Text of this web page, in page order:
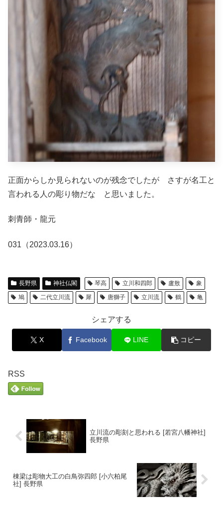
正面からしか見られないのが残念でしたが さすが名工と
言われる人の彫り物だな と思いました。
刺青師・龍元
031（2023.03.16）
長野県 神社仏閣 琴高 立川和四郎 盧敖
象
鳩
二代立川流 犀 唐獅子 立川流 鶴 亀
シェアする
X Facebook LINE コピー
RSS
立川流の彫刻と思われる [若宮八幡神社]
長野県
棟梁は彫物大工の白鳥弥四郎 [小六柏尾
社] 長野県